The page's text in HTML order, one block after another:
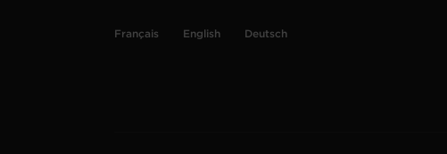
Français English Deutsch